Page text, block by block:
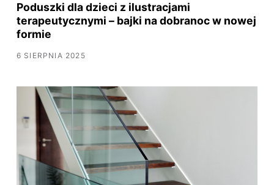
Poduszki dla dzieci z ilustracjami
terapeutycznymi – bajki na dobranoc w nowej
formie
6 SIERPNIA 2025